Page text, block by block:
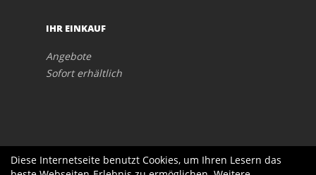
IHR EINKAUF
Angebote
Sofort erhältlich
Diese Internetseite benutzt Cookies, um Ihren Lesern das